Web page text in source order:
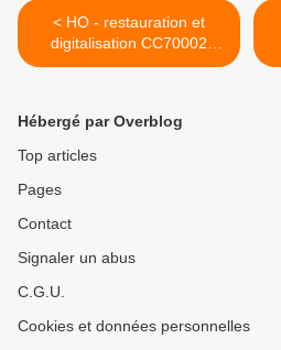
< HO - restauration et
digitalisation CC70002
Jouef
Hébergé par Overblog
Top articles
Pages
Contact
Signaler un abus
C.G.U.
Cookies et données personnelles